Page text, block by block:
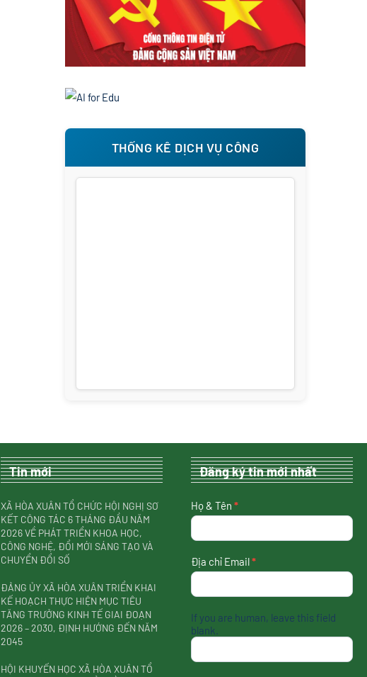
THỐNG KÊ DỊCH VỤ CÔNG
Tin mới
XÃ HÒA XUÂN TỔ CHỨC HỘI NGHỊ SƠ
KẾT CÔNG TÁC 6 THÁNG ĐẦU NĂM
2026 VỀ PHÁT TRIỂN KHOA HỌC,
CÔNG NGHỆ, ĐỔI MỚI SÁNG TẠO VÀ
CHUYỂN ĐỔI SỐ
ĐẢNG ỦY XÃ HÒA XUÂN TRIỂN KHAI
KẾ HOẠCH THỰC HIỆN MỤC TIÊU
TĂNG TRƯỞNG KINH TẾ GIAI ĐOẠN
2026 – 2030, ĐỊNH HƯỚNG ĐẾN NĂM
2045
HỘI KHUYẾN HỌC XÃ HÒA XUÂN TỔ
Đăng ký tin mới nhất
nhận
tin
nhất
Họ & Tên*
Địa chỉ Email*
If you are human, leave this field
blank.